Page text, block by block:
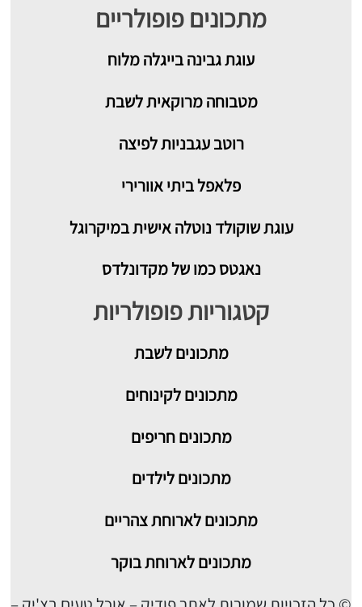
מתכונים פופולריים
עוגת גבינה בייגלה מלוח
מטבוחה מרוקאית לשבת
רוטב עגבניות לפיצה
פלאפל ביתי אוורירי
עוגת שוקולד נוטלה אישית במיקרוגל
נאגטס כמו של מקדונלדס
קטגוריות פופולריות
מתכוניםלשבת
מתכונים לקינוחים
מתכונים חריפים
מתכונים לילדים
מתכונים לארוחת צהריים
מתכונים לארוחת בוקר